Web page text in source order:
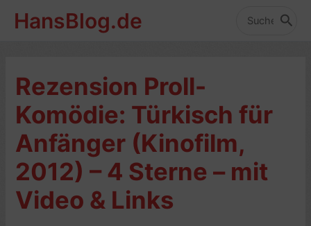
InhaltHansBlog.de
Search
Rezension Proll-
Komödie: Türkisch für
Anfänger (Kinofilm,
2012) – 4 Sterne – mit
Video & Links